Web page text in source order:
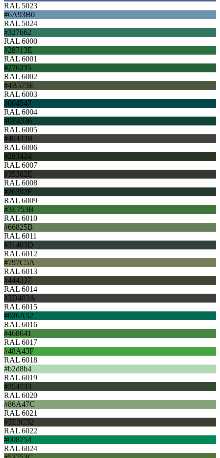
RAL 5023
#6A93B0
RAL 5024
#327662
RAL 6000
#28713E
RAL 6001
#276235
RAL 6002
#4B573E
RAL 6003
#004547
RAL 6004
#0F4336
RAL 6005
#40433B
RAL 6006
#283424
RAL 6007
#35382E
RAL 6008
#26392F
RAL 6009
#3E753B
RAL 6010
#66825B
RAL 6011
#31403D
RAL 6012
#797C5A
RAL 6013
#444337
RAL 6014
#3D403A
RAL 6015
#026A52
RAL 6016
#468641
RAL 6017
#48A43F
RAL 6018
#b2d8b4
RAL 6019
#354733
RAL 6020
#86A47C
RAL 6021
#3E3C32
RAL 6022
#008754
RAL 6024